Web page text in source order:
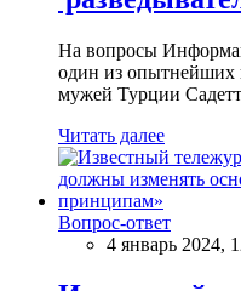
На вопросы
один из опытнейших
мужей Турции
Читать далее
Вопрос-ответ
4 январь 2024,